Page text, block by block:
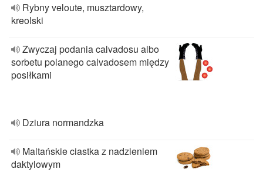
Rybny veloute, musztardowy,
kreolski
Zwyczaj podania calvadosu albo
sorbetu polanego calvadosem między
posiłkami
Dziura normandzka
Maltańskie ciastka z nadzieniem
daktylowym